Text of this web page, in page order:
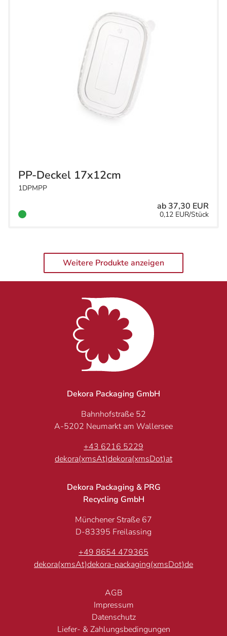
PP-Deckel 17x12cm
1DPMPP
ab 37,30 EUR
0,12 EUR/Stück
Weitere Produkte anzeigen
Dekora Packaging GmbH
Bahnhofstraße 52
A-5202 Neumarkt am Wallersee
+43 6216 5229
dekora(xmsAt)dekora(xmsDot)at
Dekora Packaging & PRG
Recycling GmbH
Münchener Straße 67
D-83395 Freilassing
+49 8654 479365
dekora(xmsAt)dekora-packaging(xmsDot)de
AGB
Impressum
Datenschutz
Liefer- & Zahlungsbedingungen